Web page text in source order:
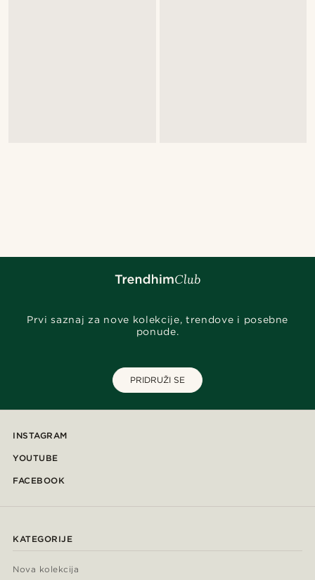
Prvi saznaj za nove kolekcije, trendove i posebne
ponude.
PRIDRUŽI SE
INSTAGRAM
YOUTUBE
FACEBOOK
KATEGORIJE
Nova kolekcija